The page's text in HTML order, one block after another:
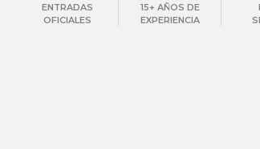
ENTRADAS
OFICIALES
15+ AÑOS DE
EXPERIENCIA